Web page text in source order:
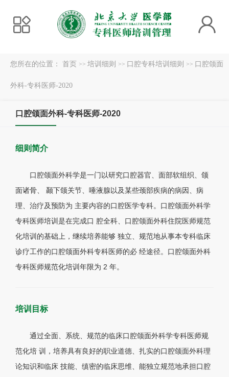
您所在的位置： 首页 >> 培训细则 >> 口腔专科培训细则 >> 口腔颌面
外科-专科医师-2020
口腔颌面外科-专科医师-2020
细则简介
口腔颌面外科学是一门以研究口腔器官、面部软组织、颌
面诸骨、 颞下颌关节、唾液腺以及某些颈部疾病的病因、病
理、治疗及预防为 主要内容的口腔医学专科。口腔颌面外科学
专科医师培训是在完成口 腔全科、口腔颌面外科住院医师规范
化培训的基础上，继续培养能够 独立、规范地从事本专科临床
诊疗工作的口腔颌面外科专科医师的必 经途径。口腔颌面外科
专科医师规范化培训年限为 2 年。
培训目标
通过全面、系统、规范的临床口腔颌面外科学专科医师规
范化培 训，培养具有良好的职业道德、扎实的口腔颌面外科理
论知识和临床 技能、缜密的临床思维、能独立规范地承担口腔